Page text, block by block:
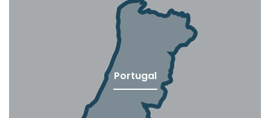
Portugal